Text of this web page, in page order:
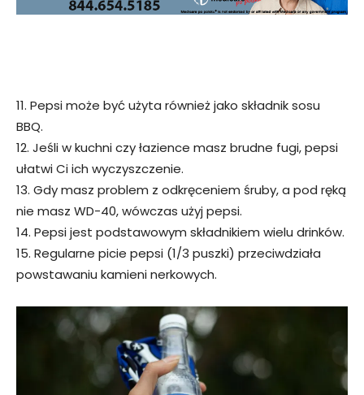
11. Pepsi może być użyta również jako składnik sosu
BBQ.
12. Jeśli w kuchni czy łazience masz brudne fugi, pepsi
ułatwi Ci ich wyczyszczenie.
13. Gdy masz problem z odkręceniem śruby, a pod ręką
nie masz WD-40, wówczas użyj pepsi.
14. Pepsi jest podstawowym składnikiem wielu drinków.
15. Regularne picie pepsi (1/3 puszki) przeciwdziała
powstawaniu kamieni nerkowych.